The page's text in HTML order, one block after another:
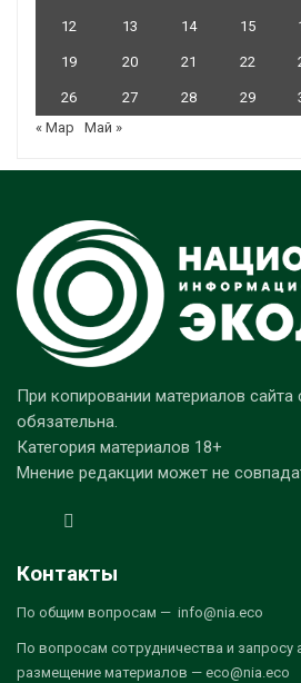
12 13 14 15
19 20 21 22
26 27 28 29
« Мар
Май »
При копировании материалов сайта
обязательна.
Категория материалов 18+
Мнение редакции может не
Контакты
По общим вопросам — info@nia.eco
По вопросам сотрудничества и запросу
размещение материалов — eco@nia.eco